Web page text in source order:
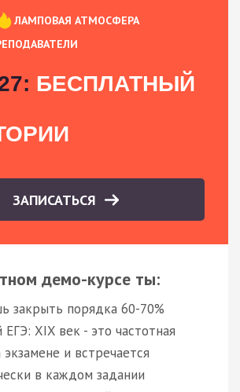
ЛАМПОВАЯ АТМОСФЕРА
БЕСПЛАТНЫЙ
ЗАПИСАТЬСЯ
демо-курсе ты:
закрыть порядка 60-70%
ЕГЭ: XIX век - это частотная
и встречается
в каждом задании